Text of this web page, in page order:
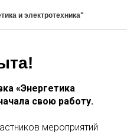
и электротехника"
«Энергетика
свою работу.
мероприятий